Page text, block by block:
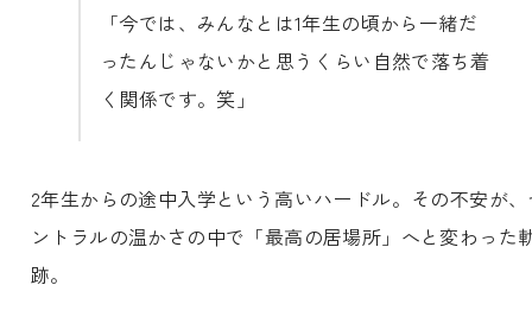
「今では、みんなとは1年生の頃から一緒だ
ったんじゃないかと思うくらい自然で落ち着
く関係です。笑」
2年生からの途中入学という高いハードル。その不安が
ントラルの温かさの中で「最高の居場所」へと変わった
跡。